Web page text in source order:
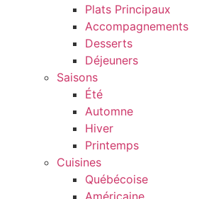
Plats Principaux
Accompagnements
Desserts
Déjeuners
Saisons
Été
Automne
Hiver
Printemps
Cuisines
Québécoise
Américaine